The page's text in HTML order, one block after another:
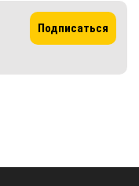
Подписаться